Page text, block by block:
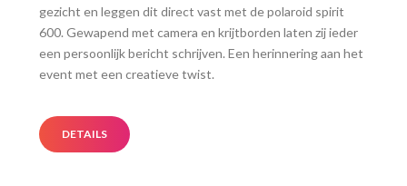
gezicht en leggen dit direct vast met de polaroid spirit
600. Gewapend met camera en krijtborden laten zij ieder
een persoonlijk bericht schrijven. Een herinnering aan het
event met een creatieve twist.
DETAILS